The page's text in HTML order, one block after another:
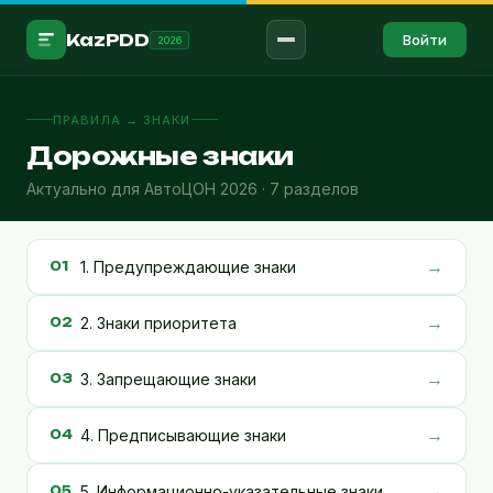
KazPDD 2026 Войти
RU ҚАЗ
ПДД
Знаки
Разметка
Штрафы
Мед.помощь
ТЕСТИРОВАНИЕ
ПРАВИЛА → ЗНАКИ
Дорожные знаки
Актуально для АвтоЦОН 2026 · 7 разделов
01 1. Предупреждающие знаки →
02 2. Знаки приоритета →
03 3. Запрещающие знаки →
04 4. Предписывающие знаки →